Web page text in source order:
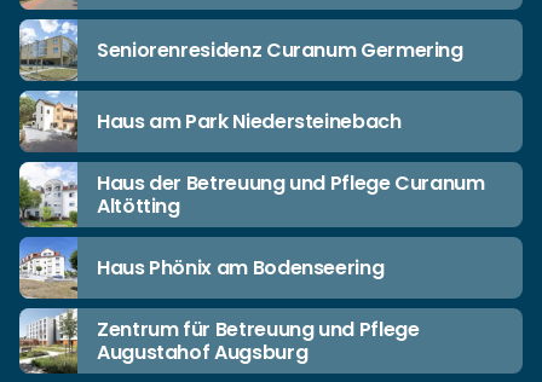
Seniorenresidenz Curanum Germering
Haus am Park Niedersteinebach
Haus der Betreuung und Pflege Curanum
Altötting
Haus Phönix am Bodenseering
Zentrum für Betreuung und Pflege
Augustahof Augsburg